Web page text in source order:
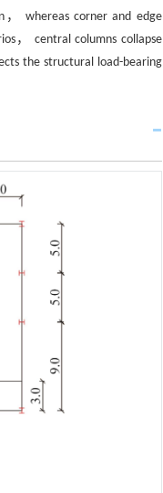
， whereas corner and edge
， central columns collapse
the structural load-bearing